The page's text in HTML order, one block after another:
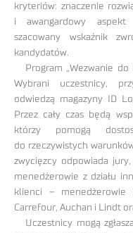
kryteriów: znaczenie
i awangardowy aspekt
szacowany wskaźnik
kandydatów.
Program „Wezwanie do
Wybrani uczestnicy,
odwiedzą magazyny ID
Przez cały czas będą
którzy pomogą
do rzeczywistych
zwycięzcy odpowiada
menedżerowie z działu
klienci –
Carrefour, Auchan i Lindt
Uczestnicy mogą